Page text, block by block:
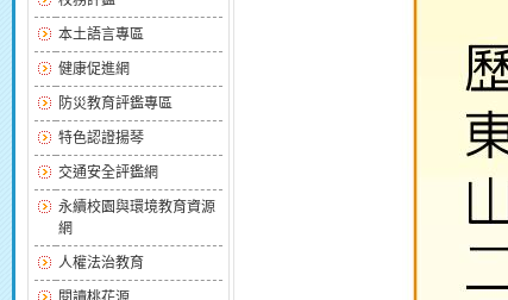
本土語言專區
健康促進網
防災教育評鑑專區
特色認證揚琴
交通安全評鑑網
永續校園與環境教育資源
網
人權法治教育